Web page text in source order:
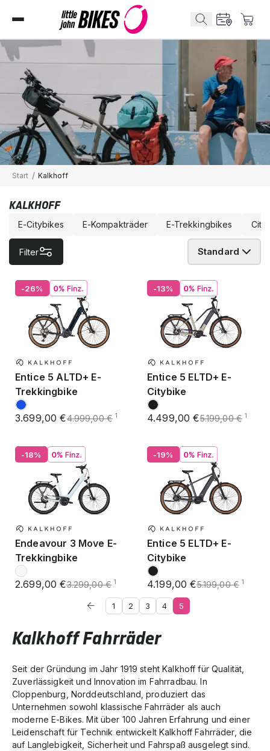
Start / Kalkhoff
KALKHOFF
E-Citybikes E-Kompakträder E-Trekkingbikes
Filter Standard
-26%
Entice 5 ALTD+ E-
Trekkingbike
3.699,00 €4.999,00 € 1
-13%
Entice 5 ELTD+ E-
Citybike
4.499,00 €5.199,00 € 1
-18%
Endeavour 3 Move E-
Trekkingbike
2.699,00 €3.299,00 € 1
-19%
Entice 5 ELTD+ E-
Citybike
4.199,00 €5.199,00 € 1
1 2 3 4 5
Kalkhoff Fahrräder
Seit der Gründung im Jahr 1919 steht Kalkhoff für Qualität,
Zuverlässigkeit und Innovation im Fahrradbau. In
Cloppenburg, Norddeutschland, produziert das
Unternehmen sowohl klassische Fahrräder als auch
moderne E-Bikes. Mit über 100 Jahren Erfahrung und einer
Leidenschaft für Technik entwickelt Kalkhoff Fahrräder, die
auf Langlebigkeit, Sicherheit und Fahrspaß ausgelegt sind.